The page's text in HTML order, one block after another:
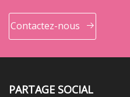
Contactez-nous
PARTAGE SOCIAL